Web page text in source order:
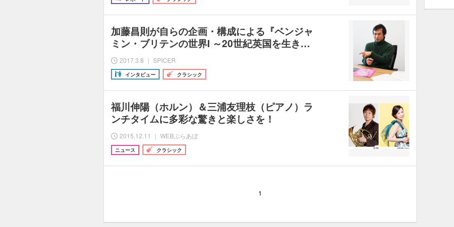
加藤昌則が自らの企画・構成による『ベンジャ
ミン・ブリテンの世界I ～20世紀英国を生き…
2017.3.8 ｜ SPICER
インタビュー クラシック
福川伸陽（ホルン）＆三浦友理枝（ピアノ）ラ
ンチタイムに多彩な驚きと楽しさを！
2015.12.11 ｜ WEBぶらあぼ
ニュース クラシック
1